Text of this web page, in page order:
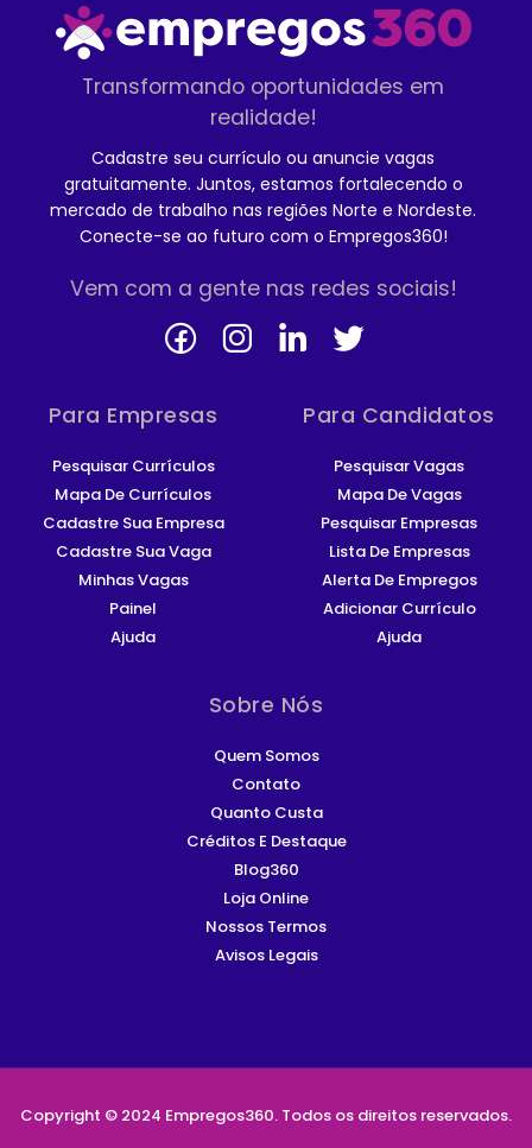
Transformando oportunidades em
realidade!
Cadastre seu currículo ou anuncie vagas
gratuitamente. Juntos, estamos fortalecendo o
mercado de trabalho nas regiões Norte e Nordeste.
Conecte-se ao futuro com o Empregos360!
Vem com a gente nas redes sociais!
Para Empresas
Pesquisar Currículos
Mapa De Currículos
Cadastre Sua Empresa
Cadastre Sua Vaga
Minhas Vagas
Painel
Ajuda
Para Candidatos
Pesquisar Vagas
Mapa De Vagas
Pesquisar Empresas
Lista De Empresas
Alerta De Empregos
Adicionar Currículo
Ajuda
Sobre Nós
Quem Somos
Contato
Quanto Custa
Créditos E Destaque
Blog360
Loja Online
Nossos Termos
Avisos Legais
Copyright © 2024 Empregos360. Todos os direitos reservados.